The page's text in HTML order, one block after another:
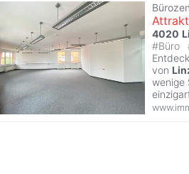
4020
#Büro
von
wenige